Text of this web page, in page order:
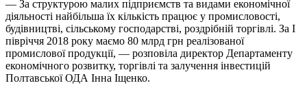
— За структурою малих підприємств та видами економічної
діяльності найбільша їх кількість працює у промисловості,
будівництві, сільському господарстві, роздрібній торгівлі. За І
півріччя 2018 року маємо 80 млрд грн реалізованої
промислової продукції, — розповіла директор Департаменту
економічного розвитку, торгівлі та залучення інвестицій
Полтавської ОДА Інна Іщенко.